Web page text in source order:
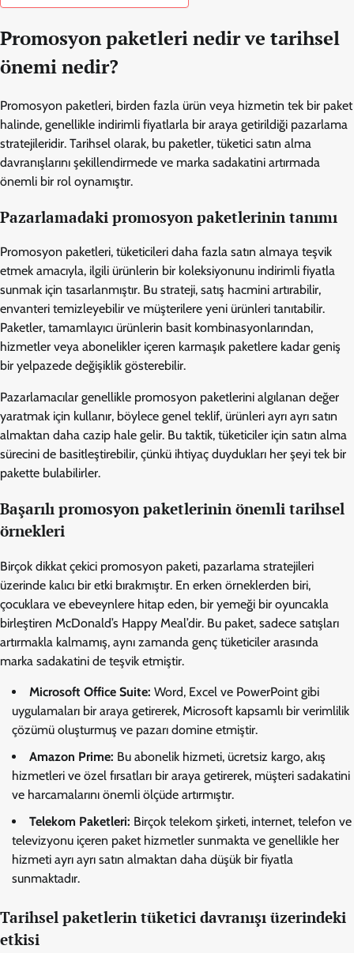
Promosyon paketleri nedir ve tarihsel
önemi nedir?
Promosyon paketleri, birden fazla ürün veya hizmetin tek bir paket
halinde, genellikle indirimli fiyatlarla bir araya getirildiği pazarlama
stratejileridir. Tarihsel olarak, bu paketler, tüketici satın alma
davranışlarını şekillendirmede ve marka sadakatini artırmada
önemli bir rol oynamıştır.
Pazarlamadaki promosyon paketlerinin tanımı
Promosyon paketleri, tüketicileri daha fazla satın almaya teşvik
etmek amacıyla, ilgili ürünlerin bir koleksiyonunu indirimli fiyatla
sunmak için tasarlanmıştır. Bu strateji, satış hacmini artırabilir,
envanteri temizleyebilir ve müşterilere yeni ürünleri tanıtabilir.
Paketler, tamamlayıcı ürünlerin basit kombinasyonlarından,
hizmetler veya abonelikler içeren karmaşık paketlere kadar geniş
bir yelpazede değişiklik gösterebilir.
Pazarlamacılar genellikle promosyon paketlerini algılanan değer
yaratmak için kullanır, böylece genel teklif, ürünleri ayrı ayrı satın
almaktan daha cazip hale gelir. Bu taktik, tüketiciler için satın alma
sürecini de basitleştirebilir, çünkü ihtiyaç duydukları her şeyi tek bir
pakette bulabilirler.
Başarılı promosyon paketlerinin önemli tarihsel
örnekleri
Birçok dikkat çekici promosyon paketi, pazarlama stratejileri
üzerinde kalıcı bir etki bırakmıştır. En erken örneklerden biri,
çocuklara ve ebeveynlere hitap eden, bir yemeği bir oyuncakla
birleştiren McDonald’s Happy Meal’dir. Bu paket, sadece satışları
artırmakla kalmamış, aynı zamanda genç tüketiciler arasında
marka sadakatini de teşvik etmiştir.
Microsoft Office Suite: Word, Excel ve PowerPoint gibi
uygulamaları bir araya getirerek, Microsoft kapsamlı bir verimlilik
çözümü oluşturmuş ve pazarı domine etmiştir.
Amazon Prime: Bu abonelik hizmeti, ücretsiz kargo, akış
hizmetleri ve özel fırsatları bir araya getirerek, müşteri sadakatini
ve harcamalarını önemli ölçüde artırmıştır.
Telekom Paketleri: Birçok telekom şirketi, internet, telefon ve
televizyonu içeren paket hizmetler sunmakta ve genellikle her
hizmeti ayrı ayrı satın almaktan daha düşük bir fiyatla
sunmaktadır.
Tarihsel paketlerin tüketici davranışı üzerindeki
etkisi